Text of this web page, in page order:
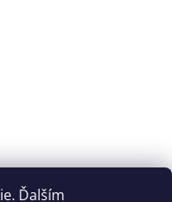
Ďalším